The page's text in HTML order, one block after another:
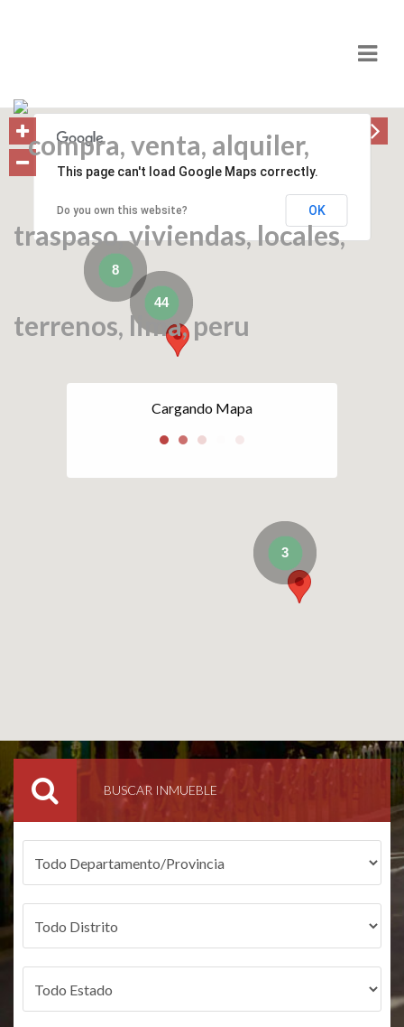
44
3
8
This page can't load Google Maps correctly.
Do you own this website? OK
Cargando Mapa
BUSCAR INMUEBLE